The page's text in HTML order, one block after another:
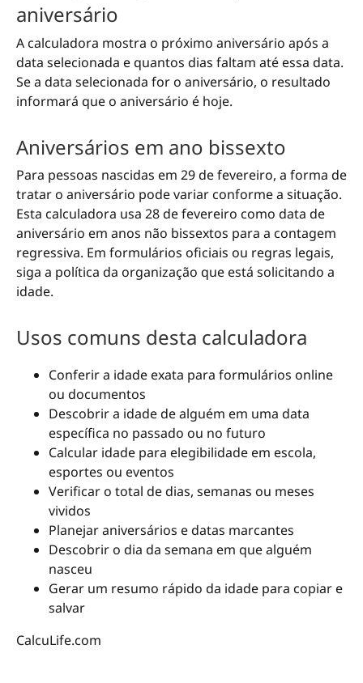
aniversário
A calculadora mostra o próximo aniversário após a
data selecionada e quantos dias faltam até essa data.
Se a data selecionada for o aniversário, o resultado
informará que o aniversário é hoje.
Aniversários em ano bissexto
Para pessoas nascidas em 29 de fevereiro, a forma de
tratar o aniversário pode variar conforme a situação.
Esta calculadora usa 28 de fevereiro como data de
aniversário em anos não bissextos para a contagem
regressiva. Em formulários oficiais ou regras legais,
siga a política da organização que está solicitando a
idade.
Usos comuns desta calculadora
Conferir a idade exata para formulários online
ou documentos
Descobrir a idade de alguém em uma data
específica no passado ou no futuro
Calcular idade para elegibilidade em escola,
esportes ou eventos
Verificar o total de dias, semanas ou meses
vividos
Planejar aniversários e datas marcantes
Descobrir o dia da semana em que alguém
nasceu
Gerar um resumo rápido da idade para copiar e
salvar
CalcuLife.com